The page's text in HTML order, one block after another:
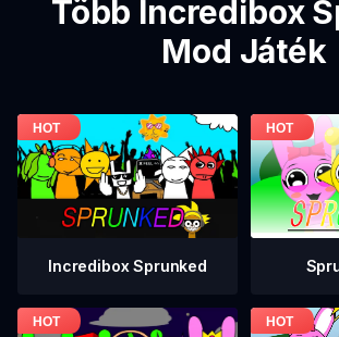
Több Incredibox
Mod Játék
Incredibox Sprunked